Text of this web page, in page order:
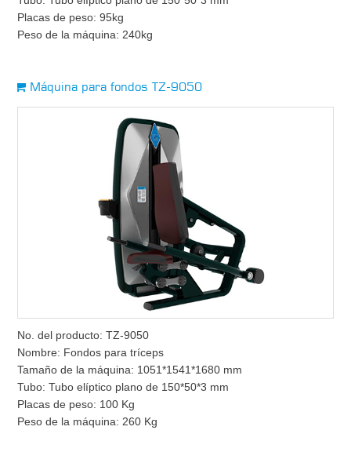
Placas de peso: 95kg
Peso de la máquina: 240kg
Máquina para fondos TZ-9050
No. del producto: TZ-9050
Nombre: Fondos para tríceps
Tamaño de la máquina: 1051*1541*1680 mm
Tubo: Tubo elíptico plano de 150*50*3 mm
Placas de peso: 100 Kg
Peso de la máquina: 260 Kg